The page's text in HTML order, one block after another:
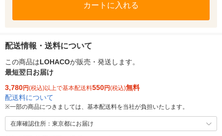
カートに入れる
配送情報・送料について
この商品はLOHACOが販売・発送します。
最短翌日お届け
3,780円(税込)以上で基本配送料550円(税込)無料
配送料について
※一部の商品につきましては、基本配送料を当社が負担いたします。
在庫確認住所：東京都にお届け